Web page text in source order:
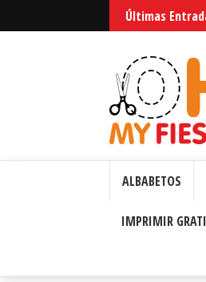
Últimas
ALBABETOS
IMPRIMIR